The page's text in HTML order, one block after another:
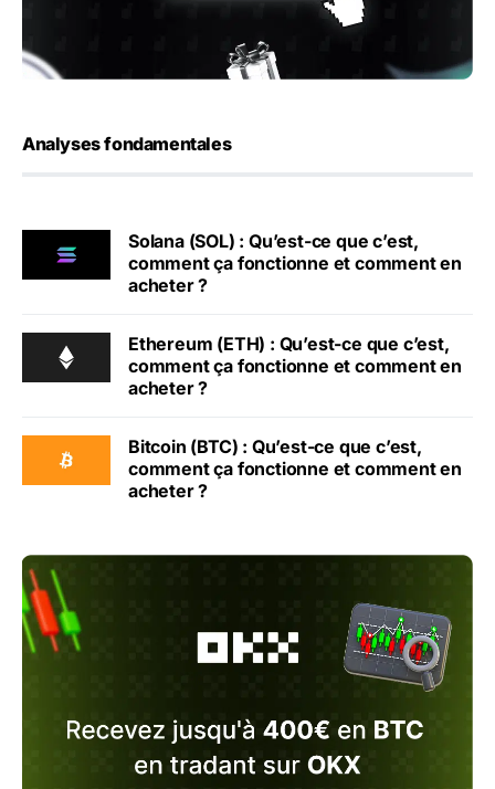
Analyses fondamentales
Solana (SOL) : Qu’est-ce que c’est,
comment ça fonctionne et comment en
acheter ?
Ethereum (ETH) : Qu’est-ce que c’est,
comment ça fonctionne et comment en
acheter ?
Bitcoin (BTC) : Qu’est-ce que c’est,
comment ça fonctionne et comment en
acheter ?